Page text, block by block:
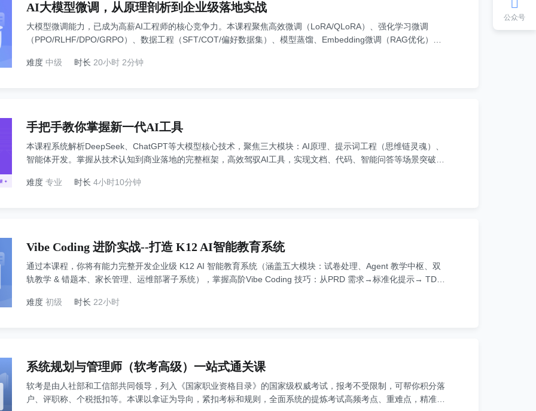
AI大模型微调，从原理剖析到企业级落地实战
大模型微调能力，已成为高薪AI工程师的核心竞争力。本课程聚焦高效微调（LoRA/QLoRA）、强化学习微调
（PPO/RLHF/DPO/GRPO）、数据工程（SFT/COT/偏好数据集）、模型蒸馏、Embedding微调（RAG优化）等
建、多机分布式训练、效果评估与部署的工程实战力，助你成为“懂业务、会微调、能落地”的高阶AI人才。
难度 中级 时长 20小时 2分钟
手把手教你掌握新一代AI工具
本课程系统解析DeepSeek、ChatGPT等大模型核心技术，聚焦三大模块：AI原理、提示词工程（思维链灵魂）、
智能体开发。掌握从技术认知到商业落地的完整框架，高效驾驭AI工具，实现文档、代码、智能问答等场景突破，
难度 专业 时长 4小时10分钟
Vibe Coding 进阶实战--打造 K12 AI智能教育系统
通过本课程，你将有能力完整开发企业级 K12 AI 智能教育系统（涵盖五大模块：试卷处理、Agent 教学中枢、双
轨教学 & 错题本、家长管理、运维部署子系统），掌握高阶Vibe Coding 技巧：从PRD 需求→标准化提示→ TDD
器化部署、故障数据恢复等生产级技能。一人也能低门槛、快速交付企业级复杂项目。
难度 初级 时长 22小时
系统规划与管理师（软考高级）一站式通关课
软考是由人社部和工信部共同领导，列入《国家职业资格目录》的国家级权威考试，报考不受限制，可帮你积分落
户、评职称、个税抵扣等。本课以拿证为导向，紧扣考标和规则，全面系统的提炼考试高频考点、重难点，精准剖
公众号